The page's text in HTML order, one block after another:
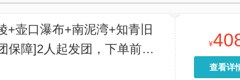
+壶口瀑布+南泥湾+知青旧
保障]2人起发团，下单前请
团，1人也可报名。】
¥
查看详